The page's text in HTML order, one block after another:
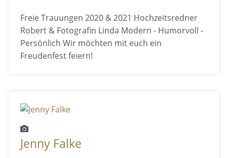
Freie Trauungen 2020 & 2021 Hochzeitsredner
Robert & Fotografin Linda Modern - Humorvoll -
Persönlich Wir möchten mit euch ein
Freudenfest feiern!
Jenny Falke